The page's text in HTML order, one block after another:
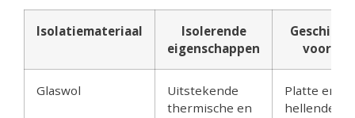
Isolatiemateriaal
Isolerende
eigenschappen
Geschikt
voor
Glaswol
Uitstekende
thermische en
Platte en
hellende